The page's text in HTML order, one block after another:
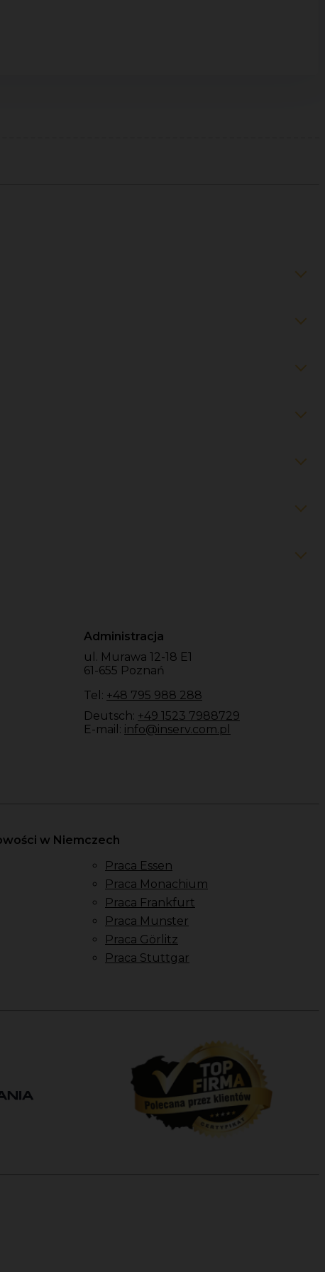
Administracja
ul. Murawa 12-18 E1
61-655 Poznań
Tel: +48 795 988 288
Deutsch: +49 1523 7988729
E-mail: info@inserv.com.pl
w Niemczech
Praca Essen
Praca Monachium
Praca Frankfurt
Praca Munster
Praca Görlitz
Praca Stuttgar